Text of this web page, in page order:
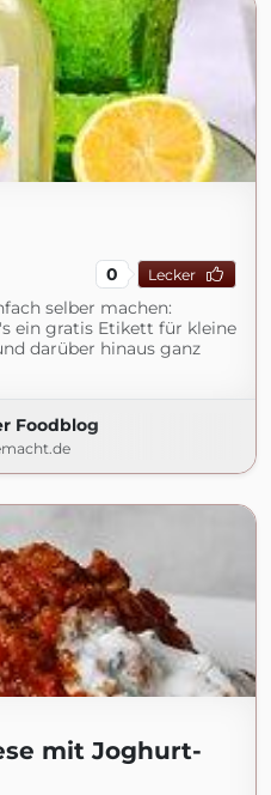
0 Lecker
selber machen:
ein gratis Etikett für kleine
darüber hinaus ganz
Foodblog
mit Joghurt-